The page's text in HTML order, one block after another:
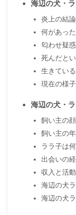
海辺の犬・
炎上の結論
何があっ
匂わせ疑
死んだと
生きてい
現在の様子
海辺の犬・
飼い主の顔
飼い主の
ララ子は
出会いの
収入と活
海辺の犬
海辺の犬